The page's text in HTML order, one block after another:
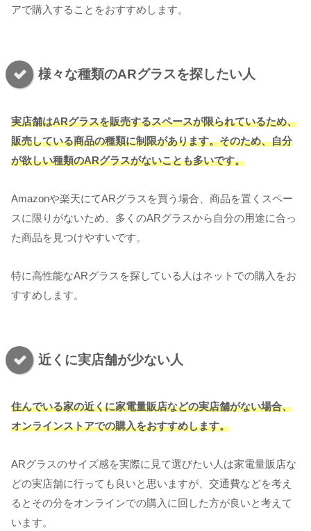
アで購入することをおすすめします。
様々な種類のARグラスを探したい人
実店舗はARグラスを販売するスペースが限られているため、
販売している商品の種類に制限があります。そのため、自分
が欲しい種類のARグラスがないことも多いです。
Amazonや楽天にてARグラスを買う場合、商品を置くスペー
スに限りがないため、多くのARグラスから自分の用途に合っ
た商品を見つけやすいです。
特に高性能なARグラスを探している人はネットでの購入をお
すすめします。
近くに実店舗が少ない人
住んでいる家の近くに家電量販店などの実店舗がない場合、
オンラインストアでの購入をおすすめします。
ARグラスのサイズ感を実際に見て選びたい人は家電量販店な
どの実店舗に行っても良いと思いますが、交通費などを考え
るとその分をオンラインでの購入に回した方が良いと考えて
います。